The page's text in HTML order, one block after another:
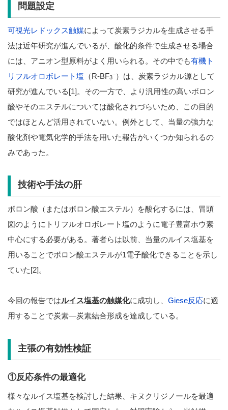
問題設定
可視光レドックス触媒によって炭素ラジカルを生成させる手
法は近年研究が進んでいるが、酸化的条件で生成させる場合
には、アニオン型原料がよく用いられる。その中でも有機ト
リフルオロボレート塩 （R-BF3
–）は、炭素ラジカル源として
研究が進んでいる[1]。その一方で、より汎用性の高いボロン
酸やそのエステルについては酸化されづらいため、この目的
ではほとんど活用されていない。例外として、当量の強力な
酸化剤や電気化学的手法を用いた報告がいくつか知られるの
みであった。
技術や手法の肝
ボロン酸（またはボロン酸エステル）を酸化するには、冒頭
図のようにトリフルオロボレート塩のように電子豊富ホウ素
中心にする必要がある。著者らは以前、当量のルイス塩基を
用いることでボロン酸エステルが1電子酸化できることを示し
ていた[2]。
今回の報告ではルイス塩基の触媒化に成功し、 Giese反応に適
用することで炭素―炭素結合形成を達成している。
主張の有効性検証
①反応条件の最適化
様々なルイス塩基を検討した結果、キヌクリジノールを最適